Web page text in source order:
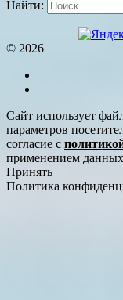
Найти:
© 2026
Сайт использует
параметров
согласие с
применением
Принять
Политика